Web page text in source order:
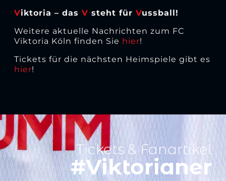
Viktoria – das V steht für Vussball!
Weitere aktuelle Nachrichten zum FC
Viktoria Köln finden Sie hier!
Tickets für die nächsten Heimspiele gibt es
hier!
Tickets & Fanartikel
#Viktorianer